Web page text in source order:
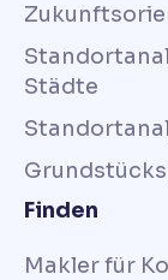
Städte
Finden
Makler für